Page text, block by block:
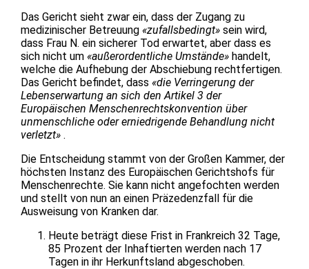
Das Gericht sieht zwar ein, dass der Zugang zu
medizinischer Betreuung «zufallsbedingt» sein wird,
dass Frau N. ein sicherer Tod erwartet, aber dass es
sich nicht um «außerordentliche Umstände» handelt,
welche die Aufhebung der Abschiebung rechtfertigen.
Das Gericht befindet, dass «die Verringerung der
Lebenserwartung an sich den Artikel 3 der
Europäischen Menschenrechtskonvention über
unmenschliche oder erniedrigende Behandlung nicht
verletzt» .
Die Entscheidung stammt von der Großen Kammer, der
höchsten Instanz des Europäischen Gerichtshofs für
Menschenrechte. Sie kann nicht angefochten werden
und stellt von nun an einen Präzedenzfall für die
Ausweisung von Kranken dar.
Heute beträgt diese Frist in Frankreich 32 Tage,
85 Prozent der Inhaftierten werden nach 17
Tagen in ihr Herkunftsland abgeschoben.